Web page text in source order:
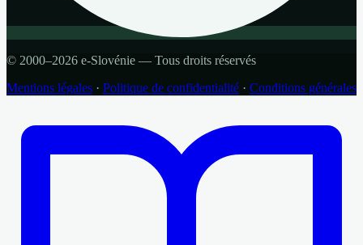
© 2000–2026 e-Slovénie — Tous droits réservés
Mentions légales · Politique de confidentialité · Conditions générales